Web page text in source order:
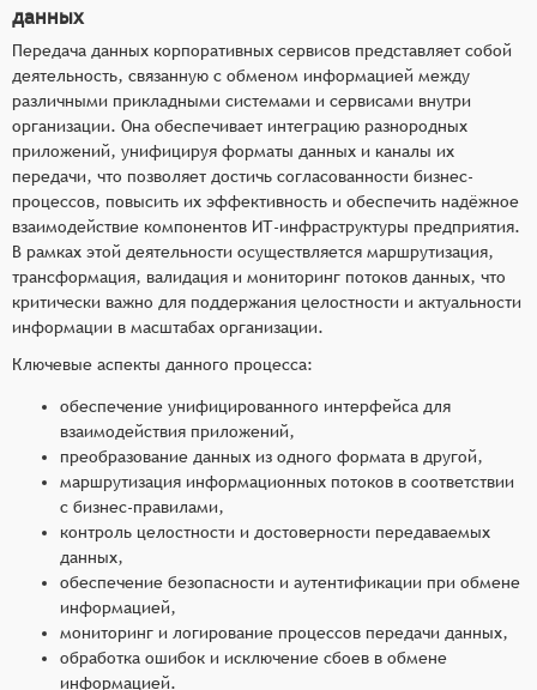
данных
Передача данных корпоративных сервисов представляет собой
деятельность, связанную с обменом информацией между
различными прикладными системами и сервисами внутри
организации. Она обеспечивает интеграцию разнородных
приложений, унифицируя форматы данных и каналы их
передачи, что позволяет достичь согласованности бизнес-
процессов, повысить их эффективность и обеспечить надёжное
взаимодействие компонентов ИТ-инфраструктуры предприятия.
В рамках этой деятельности осуществляется маршрутизация,
трансформация, валидация и мониторинг потоков данных, что
критически важно для поддержания целостности и актуальности
информации в масштабах организации.
Ключевые аспекты данного процесса:
обеспечение унифицированного интерфейса для
взаимодействия приложений,
преобразование данных из одного формата в другой,
маршрутизация информационных потоков в соответствии
с бизнес-правилами,
контроль целостности и достоверности передаваемых
данных,
обеспечение безопасности и аутентификации при обмене
информацией,
мониторинг и логирование процессов передачи данных,
обработка ошибок и исключение сбоев в обмене
информацией.